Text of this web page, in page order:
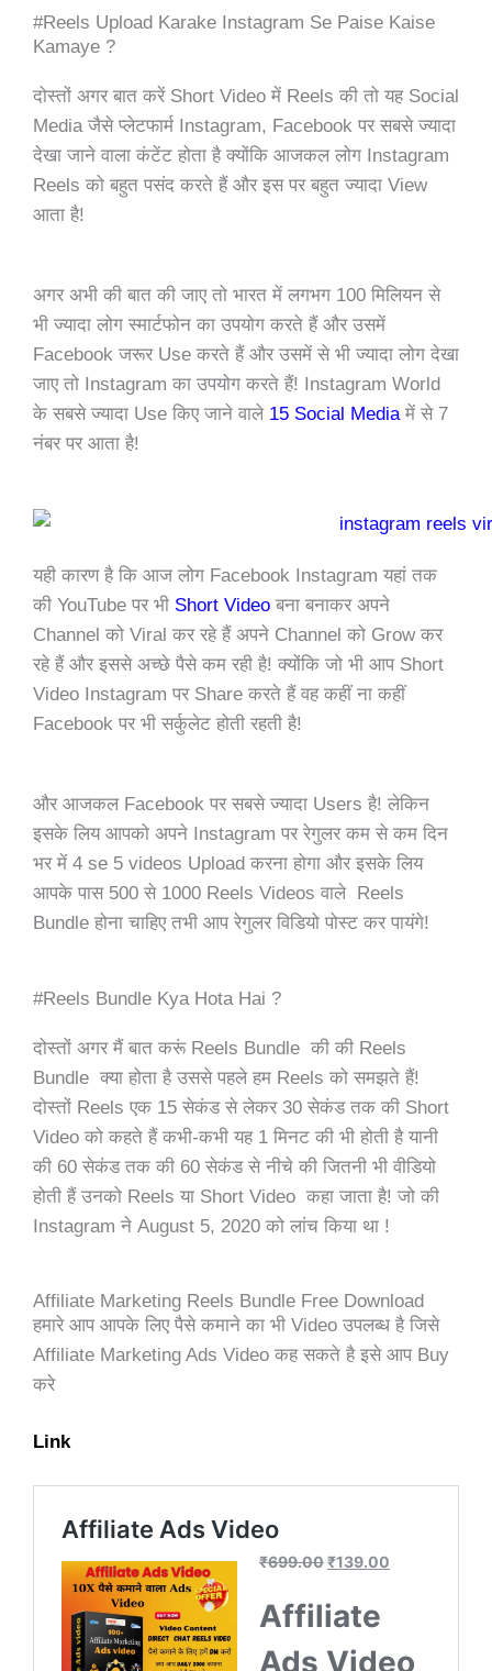
#Reels Upload Karake Instagram Se Paise Kaise
Kamaye ?
दोस्तों अगर बात करें Short Video में Reels की तो यह Social
Media जैसे प्लेटफार्म Instagram, Facebook पर सबसे ज्यादा
देखा जाने वाला कंटेंट होता है क्योंकि आजकल लोग Instagram
Reels को बहुत पसंद करते हैं और इस पर बहुत ज्यादा View
आता है!
अगर अभी की बात की जाए तो भारत में लगभग 100 मिलियन से
भी ज्यादा लोग स्मार्टफोन का उपयोग करते हैं और उसमें
Facebook जरूर Use करते हैं और उसमें से भी ज्यादा लोग देखा
जाए तो Instagram का उपयोग करते हैं! Instagram World
के सबसे ज्यादा Use किए जाने वाले 15 Social Media में से 7
नंबर पर आता है!
यही कारण है कि आज लोग Facebook Instagram यहां तक
की YouTube पर भी Short Video बना बनाकर अपने
Channel को Viral कर रहे हैं अपने Channel को Grow कर
रहे हैं और इससे अच्छे पैसे कम रही है! क्योंकि जो भी आप Short
Video Instagram पर Share करते हैं वह कहीं ना कहीं
Facebook पर भी सर्कुलेट होती रहती है!
और आजकल Facebook पर सबसे ज्यादा Users है! लेकिन
इसके लिय आपको अपने Instagram पर रेगुलर कम से कम दिन
भर में 4 se 5 videos Upload करना होगा और इसके लिय
आपके पास 500 से 1000 Reels Videos वाले Reels
Bundle होना चाहिए तभी आप रेगुलर विडियो पोस्ट कर पायंगे!
#Reels Bundle Kya Hota Hai ?
दोस्तों अगर मैं बात करूं Reels Bundle की की Reels
Bundle क्या होता है उससे पहले हम Reels को समझते हैं!
दोस्तों Reels एक 15 सेकंड से लेकर 30 सेकंड तक की Short
Video को कहते हैं कभी-कभी यह 1 मिनट की भी होती है यानी
की 60 सेकंड तक की 60 सेकंड से नीचे की जितनी भी वीडियो
होती हैं उनको Reels या Short Video कहा जाता है! जो की
Instagram ने August 5, 2020 को लांच किया था !
Affiliate Marketing Reels Bundle Free Download
हमारे आप आपके लिए पैसे कमाने का भी Video उपलब्ध है जिसे
Affiliate Marketing Ads Video कह सकते है इसे आप Buy
करे
Link